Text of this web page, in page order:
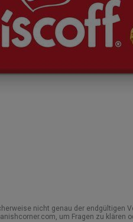
nicht genau der endgültigen
um Fragen zu klären